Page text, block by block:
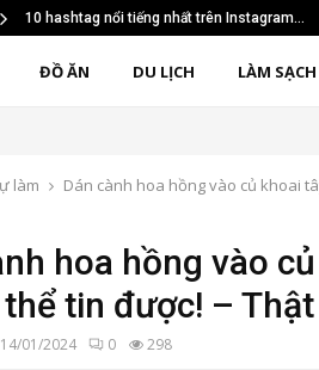
10 hashtag nổi tiếng nhất trên Instagram…
ĐỒ ĂN DU LỊCH LÀM SẠCH
làm Dán cành hoa hồng vào củ khoai
hoa hồng vào
tin được! –
14/01/2024 0 298